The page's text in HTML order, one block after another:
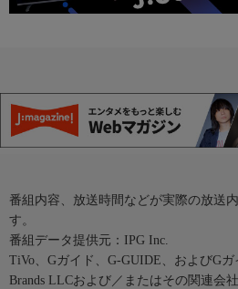
番組内容、放送時間などが実際の放送
す。
番組データ提供元：IPG Inc.
TiVo、Gガイド、G-GUIDE、およびG
Brands LLCおよび／またはその関連会